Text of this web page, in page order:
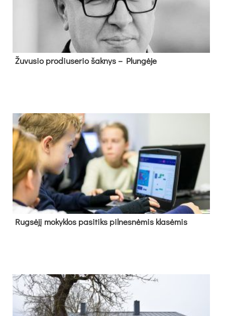
Žu­vu­sio pro­diu­se­rio šak­nys – Plun­gė­je
Rug­sė­jį mo­kyk­los pa­si­tiks pil­nes­nė­mis kla­sė­mis